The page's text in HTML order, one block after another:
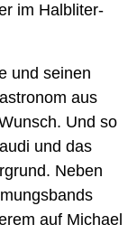
im Halbliter-
und seinen
aus
Und so
und das
Neben
auf Michael